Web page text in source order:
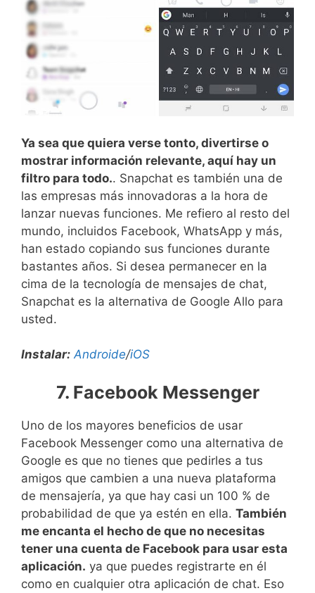
Ya sea que quiera verse tonto, divertirse o
mostrar información relevante, aquí hay un
filtro para todo.. Snapchat es también una de
las empresas más innovadoras a la hora de
lanzar nuevas funciones. Me refiero al resto del
mundo, incluidos Facebook, WhatsApp y más,
han estado copiando sus funciones durante
bastantes años. Si desea permanecer en la
cima de la tecnología de mensajes de chat,
Snapchat es la alternativa de Google Allo para
usted.
Instalar: Androide/iOS
7. Facebook Messenger
Uno de los mayores beneficios de usar
Facebook Messenger como una alternativa de
Google es que no tienes que pedirles a tus
amigos que cambien a una nueva plataforma
de mensajería, ya que hay casi un 100 % de
probabilidad de que ya estén en ella. También
me encanta el hecho de que no necesitas
tener una cuenta de Facebook para usar esta
aplicación. ya que puedes registrarte en él
como en cualquier otra aplicación de chat. Eso